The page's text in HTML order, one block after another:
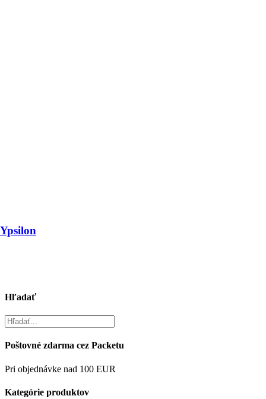
Hľadať
Poštovné zdarma cez Packetu
Pri objednávke nad 100 EUR
Kategórie produktov